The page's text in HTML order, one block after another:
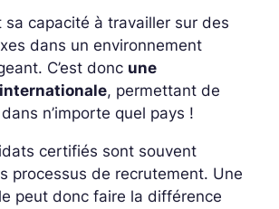
sa capacité à travailler sur des
dans un environnement
C’est donc une
, permettant de
n’importe quel pays !
certifiés sont souvent
processus de recrutement. Une
peut donc faire la différence